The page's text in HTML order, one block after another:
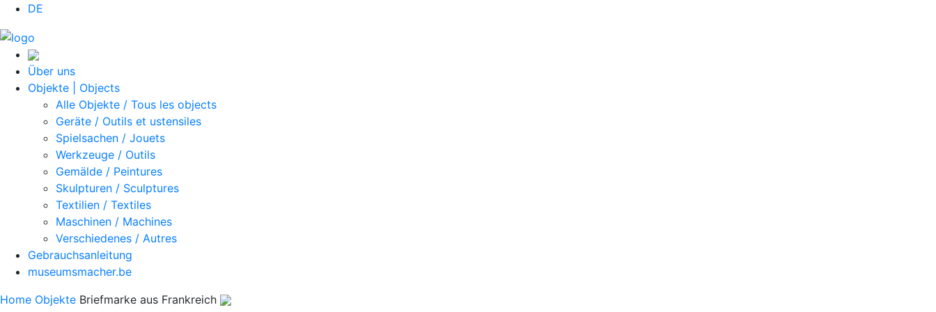
DE
Über uns
Objekte | Objects
Alle Objekte / Tous les objects
Geräte / Outils et ustensiles
Spielsachen / Jouets
Werkzeuge / Outils
Gemälde / Peintures
Skulpturen / Sculptures
Textilien / Textiles
Maschinen / Machines
Verschiedenes / Autres
Gebrauchsanleitung
museumsmacher.be
Home Objekte Briefmarke aus Frankreich